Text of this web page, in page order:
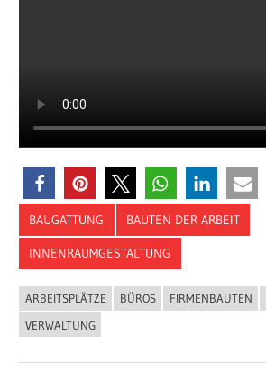
BAUGATTUNG BAUTEN DER ARBEIT
INNENRAUMGESTALTUNG
ARBEITSPLÄTZE BÜROS FIRMENBAUTEN
VERWALTUNG